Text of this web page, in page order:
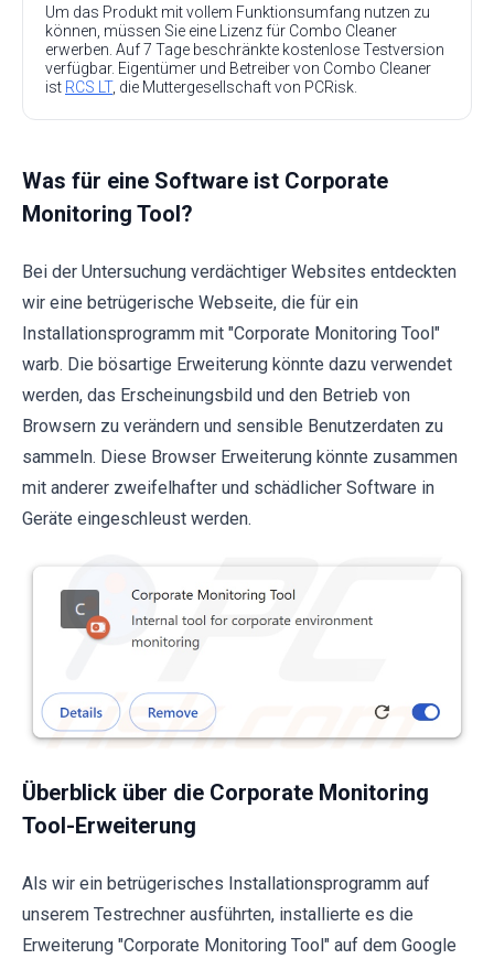
Um das Produkt mit vollem Funktionsumfang nutzen zu
können, müssen Sie eine Lizenz für Combo Cleaner
erwerben. Auf 7 Tage beschränkte kostenlose Testversion
verfügbar. Eigentümer und Betreiber von Combo Cleaner
ist RCS LT, die Muttergesellschaft von PCRisk.
Was für eine Software ist Corporate
Monitoring Tool?
Bei der Untersuchung verdächtiger Websites entdeckten
wir eine betrügerische Webseite, die für ein
Installationsprogramm mit "Corporate Monitoring Tool"
warb. Die bösartige Erweiterung könnte dazu verwendet
werden, das Erscheinungsbild und den Betrieb von
Browsern zu verändern und sensible Benutzerdaten zu
sammeln. Diese Browser Erweiterung könnte zusammen
mit anderer zweifelhafter und schädlicher Software in
Geräte eingeschleust werden.
Überblick über die Corporate Monitoring
Tool-Erweiterung
Als wir ein betrügerisches Installationsprogramm auf
unserem Testrechner ausführten, installierte es die
Erweiterung "Corporate Monitoring Tool" auf dem Google